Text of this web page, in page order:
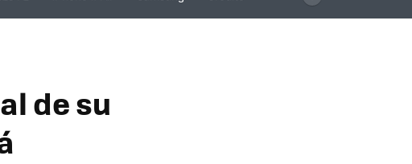
de su